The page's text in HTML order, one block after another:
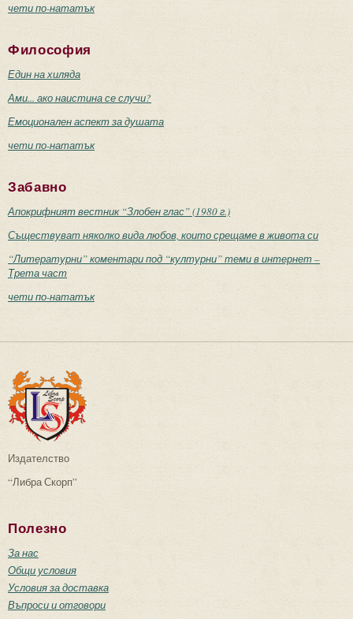
чети по-нататък
Философия
Един на хиляда
Ами... ако наистина се случи?
Емоционален аспект за душата
чети по-нататък
Забавно
Апокрифният вестник “Злобен глас” (1980 г.)
Съществуват няколко вида любов, които срещаме в живота си
“Литературни” коментари под “културни” теми в интернет –
Трета част
чети по-нататък
Издателство
“Либра Скорп”
Полезно
За нас
Общи условия
Условия за доставка
Въпроси и отговори